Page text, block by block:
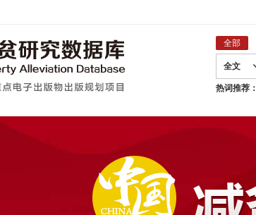
全部
全文
热词推荐：